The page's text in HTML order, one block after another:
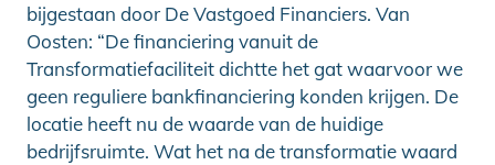
bijgestaan door De Vastgoed Financiers. Van
Oosten: “De financiering vanuit de
Transformatiefaciliteit dichtte het gat waarvoor we
geen reguliere bankfinanciering konden krijgen. De
locatie heeft nu de waarde van de huidige
bedrijfsruimte. Wat het na de transformatie waard